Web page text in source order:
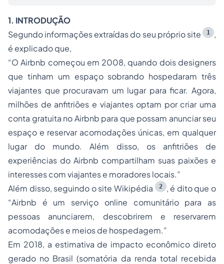
1. INTRODUÇÃO
Segundo informações extraídas do seu próprio site
1
,
é explicado que,
“O Airbnb começou em 2008, quando dois designers
que tinham um espaço sobrando hospedaram três
viajantes que procuravam um lugar para ficar. Agora,
milhões de anfitriões e viajantes optam por criar uma
conta gratuita no Airbnb para que possam anunciar seu
espaço e reservar acomodações únicas, em qualquer
lugar do mundo. Além disso, os anfitriões de
experiências do Airbnb compartilham suas paixões e
interesses com viajantes e moradores locais.”
Além disso, seguindo o site Wikipédia
2 , é dito que o
“Airbnb é um serviço online comunitário para as
pessoas anunciarem, descobrirem e reservarem
acomodações e meios de hospedagem.”
Em 2018, a estimativa de impacto econômico direto
gerado no Brasil (somatória da renda total recebida